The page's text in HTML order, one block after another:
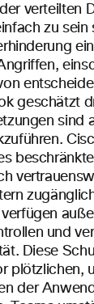
verteilten
zu sein
geschätzt
sind
und
Diese
plötzlichen,
der